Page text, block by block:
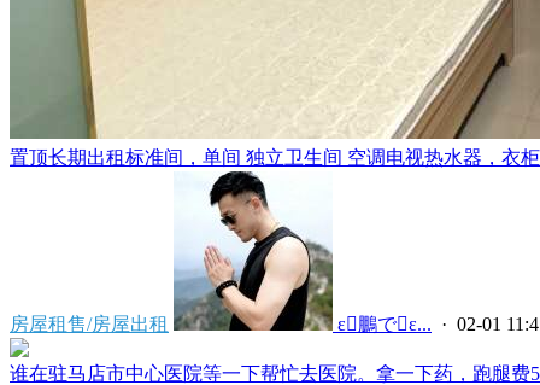
置顶长期出租标准间，单间 独立卫生间 空调电视热水器，衣
房屋租售/房屋出租  ε鵬でε... · 02-01
谁在驻马店市中心医院等一下帮忙去医院。拿一下药，跑腿费